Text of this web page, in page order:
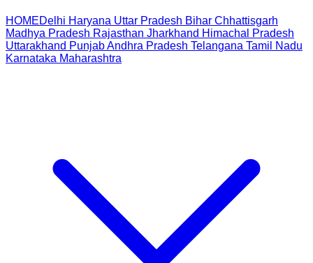
HOMEDelhi Haryana Uttar Pradesh Bihar Chhattisgarh
Madhya Pradesh Rajasthan Jharkhand Himachal Pradesh
Uttarakhand PunjabAndhra Pradesh Telangana Tamil Nadu
Karnataka Maharashtra